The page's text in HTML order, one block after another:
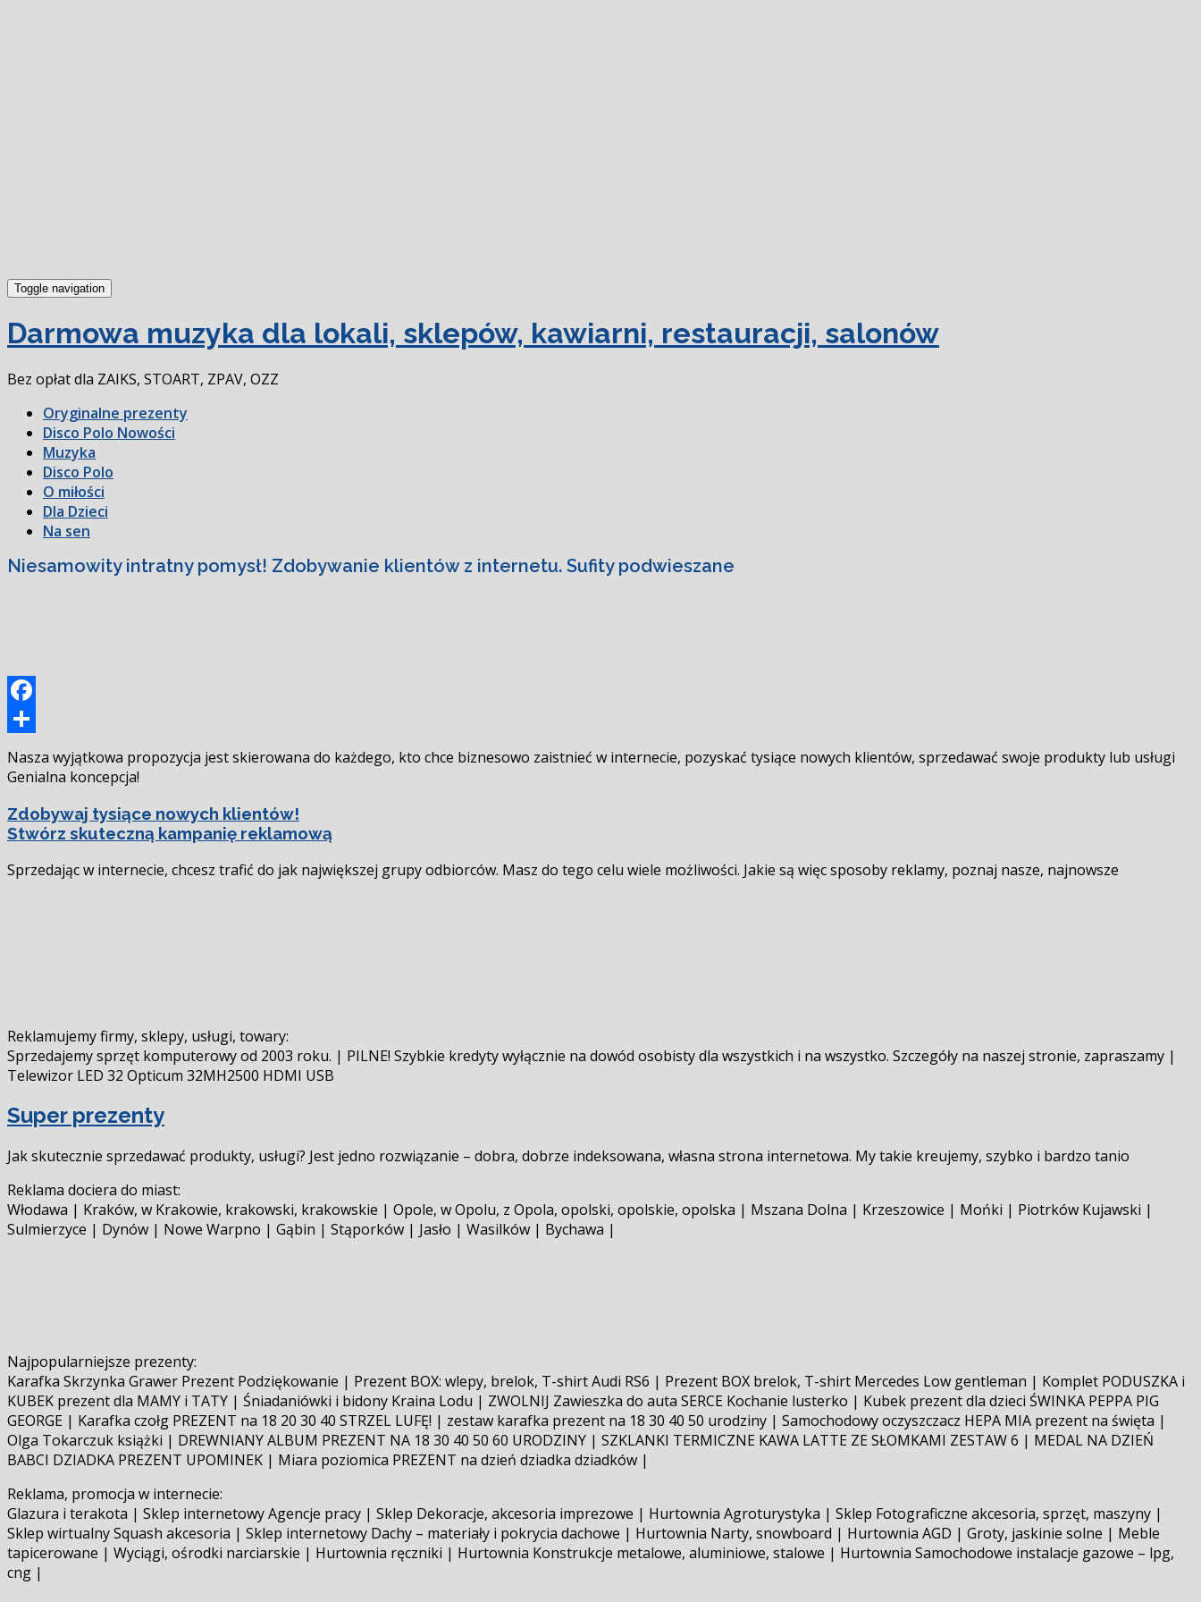
Toggle navigation
Darmowa muzyka dla lokali, sklepów, kawiarni, restauracji, salonów
Bez opłat dla ZAIKS, STOART, ZPAV, OZZ
Oryginalne prezenty
Disco Polo Nowości
Muzyka
Disco Polo
O miłości
Dla Dzieci
Na sen
Niesamowity intratny pomysł! Zdobywanie klientów z internetu. Sufity podwieszane
Facebook
się
Nasza wyjątkowa propozycja jest skierowana do każdego, kto chce biznesowo zaistnieć w internecie, pozyskać tysiące nowych klientów, sprzedawać swoje produkty lub usługi
Genialna koncepcja!
Zdobywaj tysiące nowych klientów!
Stwórz skuteczną kampanię reklamową
Sprzedając w internecie, chcesz trafić do jak największej grupy odbiorców. Masz do tego celu wiele możliwości. Jakie są więc sposoby reklamy, poznaj nasze, najnowsze
Reklamujemy firmy, sklepy, usługi, towary:
Sprzedajemy sprzęt komputerowy od 2003 roku. | PILNE! Szybkie kredyty wyłącznie na dowód osobisty dla wszystkich i na wszystko. Szczegóły na naszej stronie, zapraszamy |
Telewizor LED 32 Opticum 32MH2500 HDMI USB
Super prezenty
Jak skutecznie sprzedawać produkty, usługi? Jest jedno rozwiązanie – dobra, dobrze indeksowana, własna strona internetowa. My takie kreujemy, szybko i bardzo tanio
Reklama dociera do miast:
Włodawa | Kraków, w Krakowie, krakowski, krakowskie | Opole, w Opolu, z Opola, opolski, opolskie, opolska | Mszana Dolna | Krzeszowice | Mońki | Piotrków Kujawski |
Sulmierzyce | Dynów | Nowe Warpno | Gąbin | Stąporków | Jasło | Wasilków | Bychawa |
Najpopularniejsze prezenty:
Karafka Skrzynka Grawer Prezent Podziękowanie | Prezent BOX: wlepy, brelok, T-shirt Audi RS6 | Prezent BOX brelok, T-shirt Mercedes Low gentleman | Komplet PODUSZKA i
KUBEK prezent dla MAMY i TATY | Śniadaniówki i bidony Kraina Lodu | ZWOLNIJ Zawieszka do auta SERCE Kochanie lusterko | Kubek prezent dla dzieci ŚWINKA PEPPA PIG
GEORGE | Karafka czołg PREZENT na 18 20 30 40 STRZEL LUFĘ! | zestaw karafka prezent na 18 30 40 50 urodziny | Samochodowy oczyszczacz HEPA MIA prezent na święta |
Olga Tokarczuk książki | DREWNIANY ALBUM PREZENT NA 18 30 40 50 60 URODZINY | SZKLANKI TERMICZNE KAWA LATTE ZE SŁOMKAMI ZESTAW 6 | MEDAL NA DZIEŃ
BABCI DZIADKA PREZENT UPOMINEK | Miara poziomica PREZENT na dzień dziadka dziadków |
Reklama, promocja w internecie:
Glazura i terakota | Sklep internetowy Agencje pracy | Sklep Dekoracje, akcesoria imprezowe | Hurtownia Agroturystyka | Sklep Fotograficzne akcesoria, sprzęt, maszyny |
Sklep wirtualny Squash akcesoria | Sklep internetowy Dachy – materiały i pokrycia dachowe | Hurtownia Narty, snowboard | Hurtownia AGD | Groty, jaskinie solne | Meble
tapicerowane | Wyciągi, ośrodki narciarskie | Hurtownia ręczniki | Hurtownia Konstrukcje metalowe, aluminiowe, stalowe | Hurtownia Samochodowe instalacje gazowe – lpg,
cng |